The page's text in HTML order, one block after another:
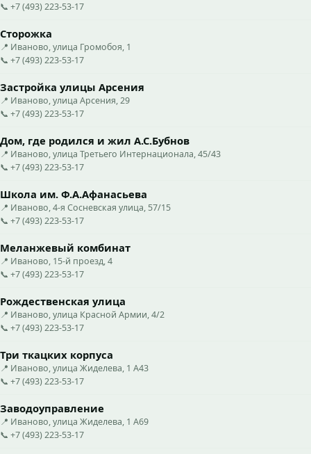
📞 +7 (493) 223-53-17
Сторожка
📍 Иваново, улица Громобоя, 1
📞 +7 (493) 223-53-17
Застройка улицы Арсения
📍 Иваново, улица Арсения, 29
📞 +7 (493) 223-53-17
Дом, где родился и жил А.С.Бубнов
📍 Иваново, улица Третьего Интернационала, 45/43
📞 +7 (493) 223-53-17
Школа им. Ф.А.Афанасьева
📍 Иваново, 4-я Сосневская улица, 57/15
📞 +7 (493) 223-53-17
Меланжевый комбинат
📍 Иваново, 15-й проезд, 4
📞 +7 (493) 223-53-17
Рождественская улица
📍 Иваново, улица Красной Армии, 4/2
📞 +7 (493) 223-53-17
Три ткацких корпуса
📍 Иваново, улица Жиделева, 1 А43
📞 +7 (493) 223-53-17
Заводоуправление
📍 Иваново, улица Жиделева, 1 А69
📞 +7 (493) 223-53-17